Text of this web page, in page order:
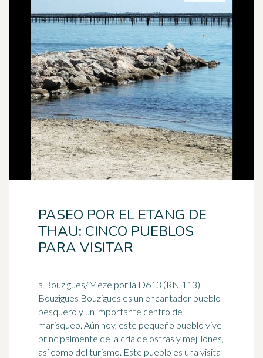
PASEO POR EL ETANG DE
THAU: CINCO PUEBLOS
PARA VISITAR
a Bouzigues/Mèze por la D613 (RN 113).
Bouzigues Bouzigues es un encantador pueblo
pesquero y un importante centro de
marisqueo. Aún hoy, este pequeño pueblo vive
principalmente de la cría de ostras y mejillones,
así como del turismo. Este pueblo es una visita